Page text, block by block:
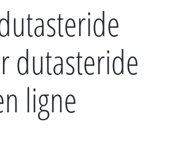
dutasteride
ligne